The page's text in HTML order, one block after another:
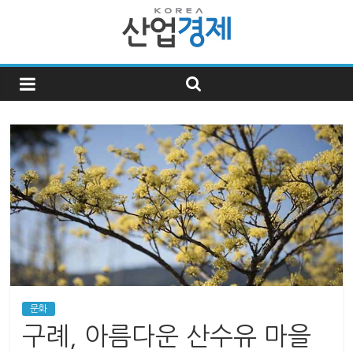
한
국
산
업
경
제
문화
구례, 아름다운 산수유 마을